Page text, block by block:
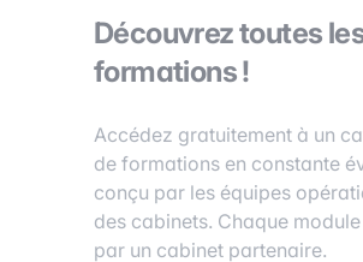
Découvrez toutes
formations !
Accédez gratuitement à un
de formations en constante
conçu par les équipes
des cabinets. Chaque
par un cabinet partenaire.